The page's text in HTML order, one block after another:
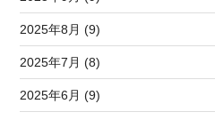
2025年8月 (9)
2025年7月 (8)
2025年6月 (9)